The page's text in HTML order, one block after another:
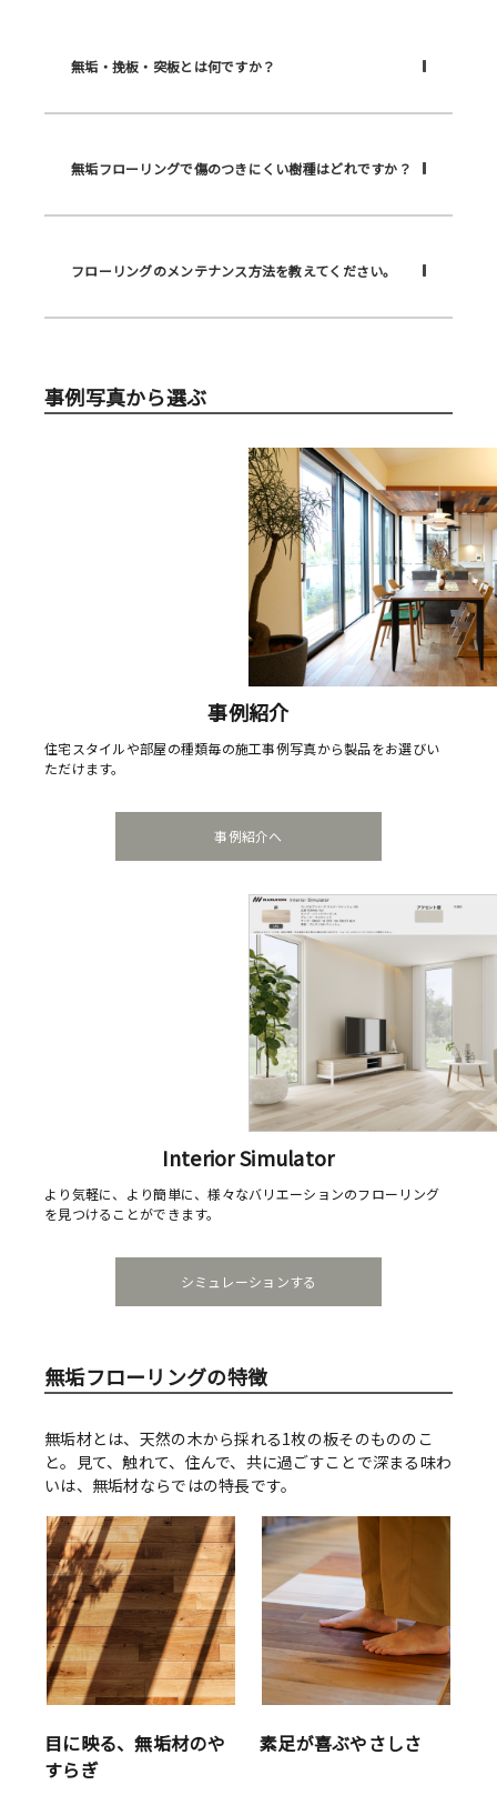
無垢・挽板・突板とは何ですか？
無垢フローリングで傷のつきにくい樹種はどれですか？
フローリングのメンテナンス方法を教えてください。
事例写真から選ぶ
事例紹介
住宅スタイルや部屋の種類毎の施工事例写真から製品をお選びい
ただけます。
事例紹介へ
Interior Simulator
より気軽に、より簡単に、様々なバリエーションのフローリング
を見つけることができます。
シミュレーションする
無垢フローリングの特徴
無垢材とは、天然の木から採れる1枚の板そのもののこ
と。見て、触れて、住んで、共に過ごすことで深まる味わ
いは、無垢材ならではの特長です。
目に映る、無垢材のや
すらぎ
素足が喜ぶやさしさ